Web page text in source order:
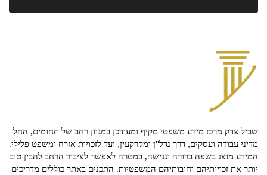
שביל צדק מרכז מידע משפטי מקיף ומעודכן במגוון רחב של תחומים, החל
מדיני עבודה ועסקים, דרך נדל"ן ומקרקעין, ועד לזכויות אזרח ומשפט פלילי.
המידע מוצג בשפה ברורה ונגישה, במטרה לאפשר לציבור הרחב להבין טוב
יותר את זכויותיהם וחובותיהם המשפטיות. התכנים באתר כוללים מדריכים